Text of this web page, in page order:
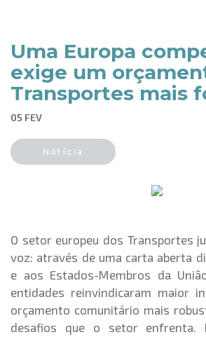
Uma Europa
exige um
Transportes mais
05 FEV
Notícia
O setor europeu dos Transportes
voz: através de uma carta aberta
e aos Estados-Membros da
entidades reinvindicaram maior
orçamento comunitário mais
desafios que o setor enfrenta.